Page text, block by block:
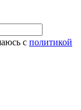
с политикой